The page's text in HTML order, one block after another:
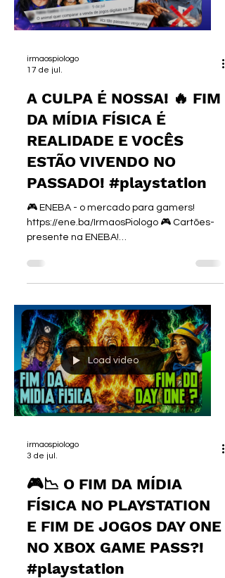
SOBREVIVENTES DE LANÇAMENTOS
DESASTROSOS! 🟢🔵📉💀 A gente achava
irmaospiologo
17 de jul.
A CULPA É NOSSA! 🔥 FIM
DA MÍDIA FÍSICA É
REALIDADE E VOCÊS
ESTÃO VIVENDO NO
PASSADO! #playstation
🎮 ENEBA - o mercado para gamers!
https://ene.ba/IrmaosPiologo 🎮 Cartões-
presente na ENEBA!
Os melhores jogos na ENEBA!
https://ene.ba/IrmaosPiologo-Games
https://www.irmaospiologo.com.br/pialogo
►SEJA UM MEMBRO:
https://www.youtube.com/@irmaospiologo/
membership FALA, GAMERS QUE AINDA
ACHAM QUE O DISCO É ETERNO E QUE A
GENTE É "DEFENSOR DE EMPRESA
MILIONÁRIA"! 🎮🤡🔥 O vídeo de hoje não é
sobre notícia, é sobre TRET
Load video
irmaospiologo
3 de jul.
🎮📉 O FIM DA MÍDIA
FÍSICA NO PLAYSTATION
E FIM DE JOGOS DAY ONE
NO XBOX GAME PASS?!
#playstation